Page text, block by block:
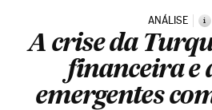
ANÁLISE i
A crise da
financeira e
emergentes